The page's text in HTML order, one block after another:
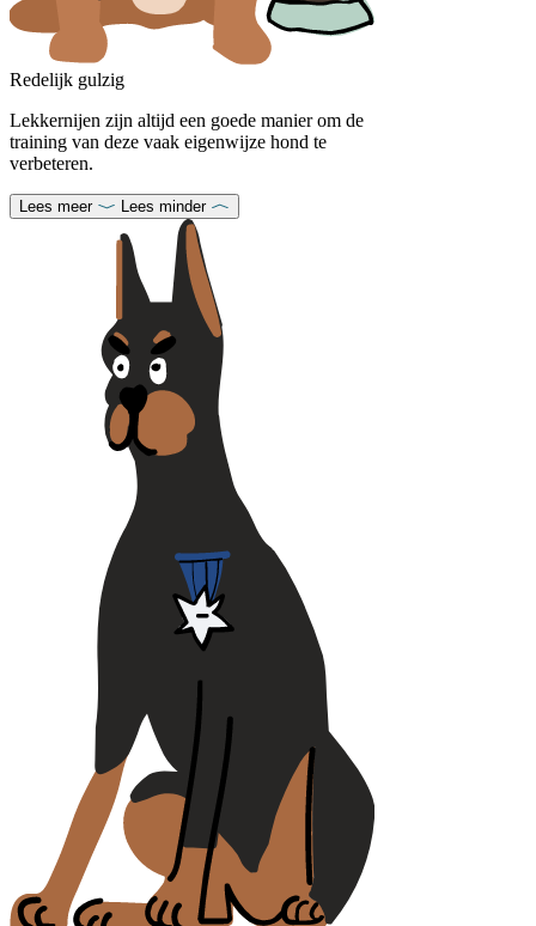
Redelijk gulzig
Lekkernijen zijn altijd een goede manier om de
training van deze vaak eigenwijze hond te
verbeteren.
Lees meer Lees minder